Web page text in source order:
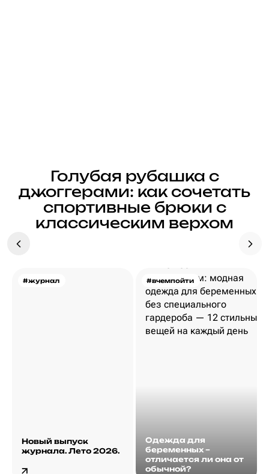
Голубая рубашка с
джоггерами: как сочетать
спортивные брюки с
классическим верхом
#журнал
Новый выпуск
журнала. Лето 2026.
#вчемпойти
Одежда для
беременных –
отличается ли она от
обычной?